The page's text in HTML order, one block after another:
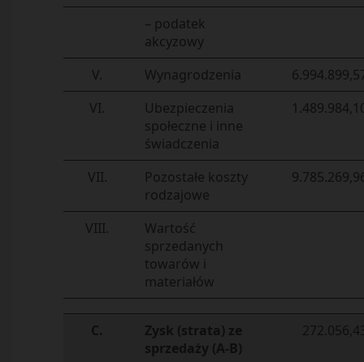
– podatek
akcyzowy
V.
Wynagrodzenia
VI.
Ubezpieczenia
społeczne i inne
świadczenia
VII.
Pozostałe koszty
rodzajowe
VIII.
Wartość
sprzedanych
towarów i
materiałów
C.
Zysk (strata) ze
sprzedaży (A-B)